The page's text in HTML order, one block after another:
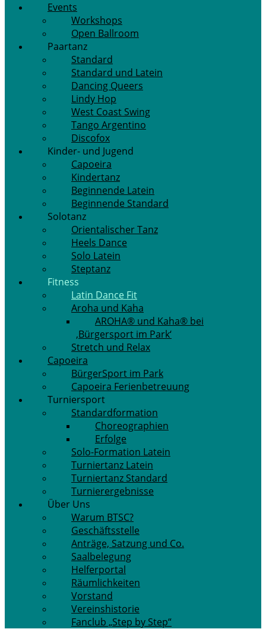
Events
Workshops
Open Ballroom
Paartanz
Standard
Standard und Latein
Dancing Queers
Lindy Hop
West Coast Swing
Tango Argentino
Discofox
Kinder- und Jugend
Capoeira
Kindertanz
Beginnende Latein
Beginnende Standard
Solotanz
Orientalischer Tanz
Heels Dance
Solo Latein
Steptanz
Fitness
Latin Dance Fit
Aroha und Kaha
AROHA® und Kaha® bei
‚Bürgersport im Park‘
Stretch und Relax
Capoeira
BürgerSport im Park
Capoeira Ferienbetreuung
Turniersport
Standardformation
Choreographien
Erfolge
Solo-Formation Latein
Turniertanz Latein
Turniertanz Standard
Turnierergebnisse
Über Uns
Warum BTSC?
Geschäftsstelle
Anträge, Satzung und Co.
Saalbelegung
Helferportal
Räumlichkeiten
Vorstand
Vereinshistorie
Fanclub „Step by Step“